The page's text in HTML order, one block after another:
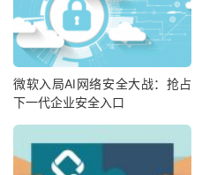
微软入局AI网络安全大战：抢占
下一代企业安全入口